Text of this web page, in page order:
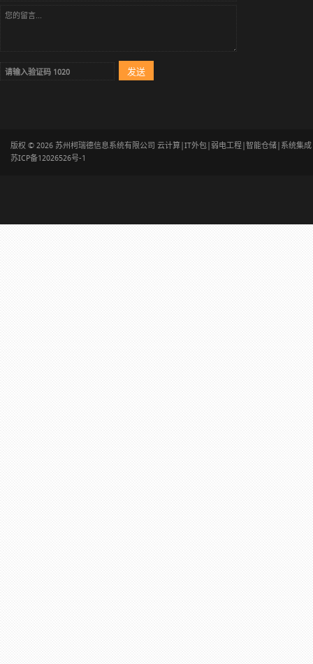
版权 © 2026 苏州柯瑞德信息系统有限公司 云计算|IT外包|弱电工程|智能仓储|系统集
苏ICP备12026526号-1